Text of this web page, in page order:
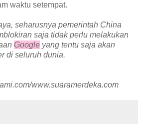
waktu setempat.
seharusnya pemerintah China
saja tidak perlu melakukan
Google yang tentu saja akan
di seluruh dunia.
www.suaramerdeka.com